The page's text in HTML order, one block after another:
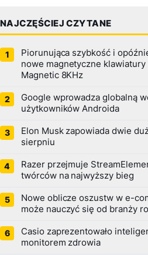
NAJCZĘŚCIEJ CZYTANE
Piorunująca szybkość i
nowe magnetyczne klawiatury
Magnetic 8KHz
Google wprowadza globalną
użytkowników Androida
Elon Musk zapowiada dwie
sierpniu
Razer przejmuje
twórców na najwyższy bieg
Nowe oblicze oszustw w e-
może nauczyć się od branży
Casio zaprezentowało
monitorem zdrowia